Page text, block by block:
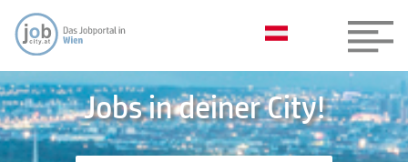
Jobs in deiner City!